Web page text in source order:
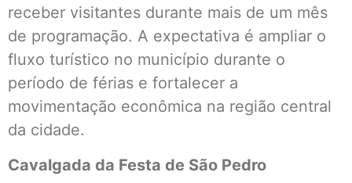
receber visitantes durante mais de um mês
de programação. A expectativa é ampliar o
fluxo turístico no município durante o
período de férias e fortalecer a
movimentação econômica na região central
da cidade.
Cavalgada da Festa de São Pedro